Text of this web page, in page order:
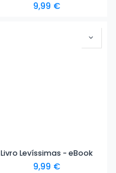
9,99 €
Livro Levíssimas - eBook
9,99 €